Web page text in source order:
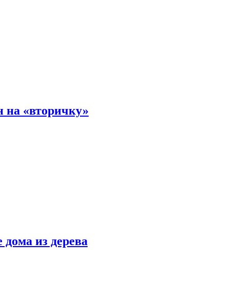
на «вторичку»
из дерева